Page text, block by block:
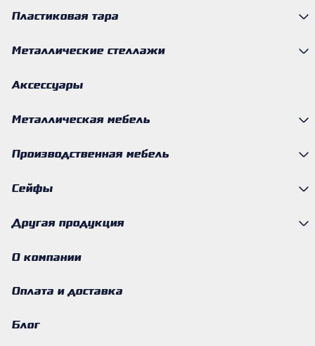
Пластиковая тара
Металлические стеллажи
Аксессуары
Металлическая мебель
Производственная мебель
Сейфы
Другая продукция
О компании
Оплата и доставка
Блог